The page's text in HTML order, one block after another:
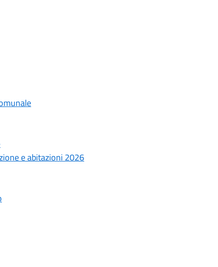
e abitazioni 2026